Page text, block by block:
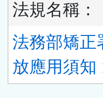
法規名稱：
法務部矯正
放應用須知